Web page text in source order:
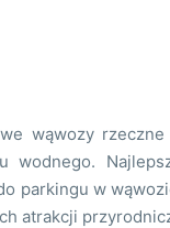
wąwozy
parkingu w
atrakcji